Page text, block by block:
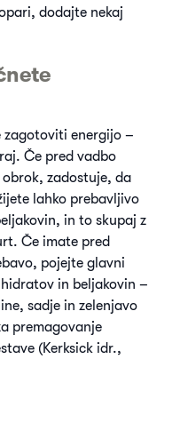
dodajte nekaj
zagotoviti energijo –
Če pred vadbo
zadostuje, da
lahko prebavljivo
in to skupaj z
Če imate pred
pojejte glavni
in beljakovin –
sadje in zelenjavo
premagovanje
(Kerksick idr.,